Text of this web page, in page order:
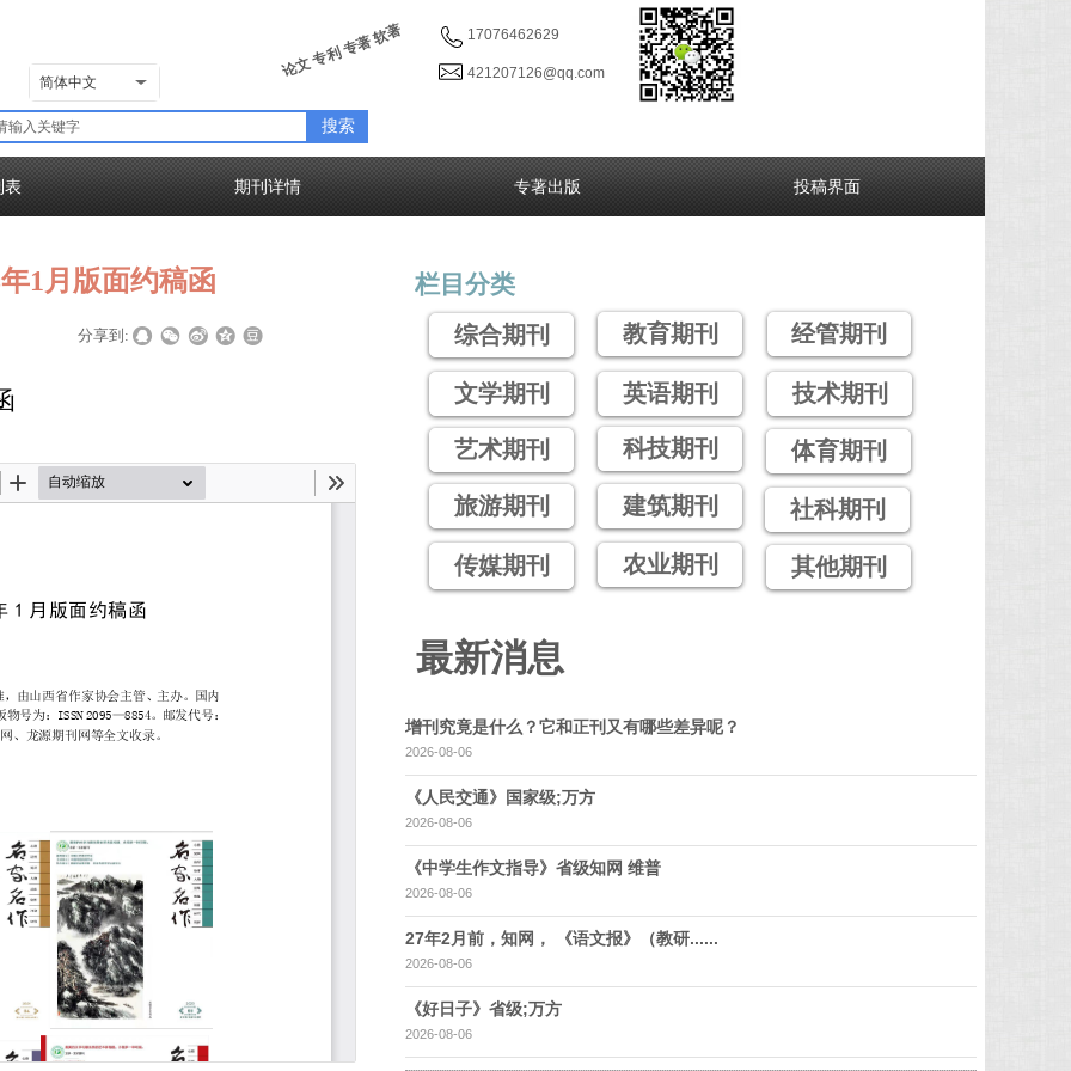
17076462629
421207126@qq.com
简体中文
论文 专利 专著 软著
搜索
表 期刊详情 专著出版 投稿界面
文学期刊
栏目分类
综合期刊
艺术期刊
旅游期刊
传媒期刊
教育期刊
英语期刊
科技期刊
建筑期刊
农业期刊
经管期刊
技术期刊
体育期刊
社科期刊
其他期刊
1月版面约稿函
分享到:
最新消息
增刊究竟是什么？它和正刊又有哪些差异呢？
2026-08-06
《人民交通》国家级;万方
2026-08-06
《中学生作文指导》省级知网 维普
2026-08-06
27年2月前，知网， 《语文报》（教研......
2026-08-06
《好日子》省级;万方
2026-08-06